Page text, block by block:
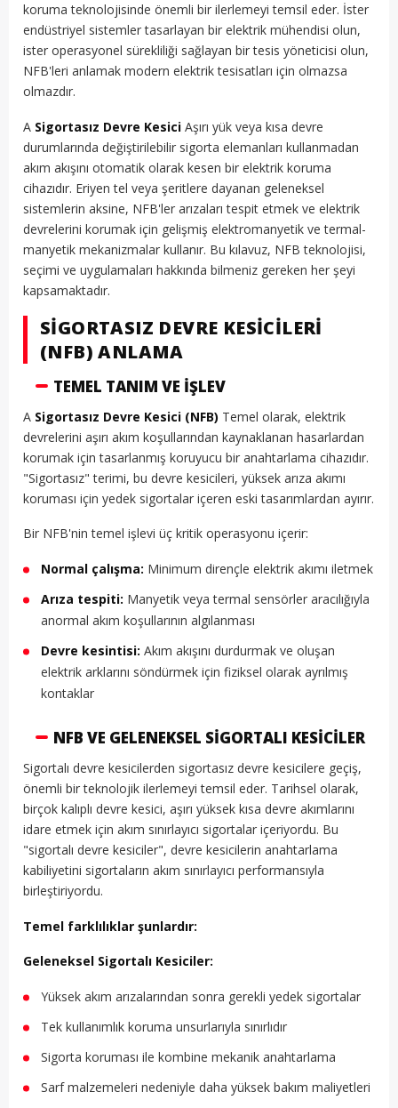
koruma teknolojisinde önemli bir ilerlemeyi temsil eder. İster
endüstriyel sistemler tasarlayan bir elektrik mühendisi olun,
ister operasyonel sürekliliği sağlayan bir tesis yöneticisi olun,
NFB'leri anlamak modern elektrik tesisatları için olmazsa
olmazdır.
A Sigortasız Devre Kesici Aşırı yük veya kısa devre
durumlarında değiştirilebilir sigorta elemanları kullanmadan
akım akışını otomatik olarak kesen bir elektrik koruma
cihazıdır. Eriyen tel veya şeritlere dayanan geleneksel
sistemlerin aksine, NFB'ler arızaları tespit etmek ve elektrik
devrelerini korumak için gelişmiş elektromanyetik ve termal-
manyetik mekanizmalar kullanır. Bu kılavuz, NFB teknolojisi,
seçimi ve uygulamaları hakkında bilmeniz gereken her şeyi
kapsamaktadır.
SIGORTASIZ DEVRE KESICILERI
(NFB) ANLAMA
TEMEL TANIM VE İŞLEV
A Sigortasız Devre Kesici (NFB) Temel olarak, elektrik
devrelerini aşırı akım koşullarından kaynaklanan hasarlardan
korumak için tasarlanmış koruyucu bir anahtarlama cihazıdır.
"Sigortasız" terimi, bu devre kesicileri, yüksek arıza akımı
koruması için yedek sigortalar içeren eski tasarımlardan ayırır.
Bir NFB'nin temel işlevi üç kritik operasyonu içerir:
Normal çalışma: Minimum dirençle elektrik akımı iletmek
Arıza tespiti: Manyetik veya termal sensörler aracılığıyla
anormal akım koşullarının algılanması
Devre kesintisi: Akım akışını durdurmak ve oluşan
elektrik arklarını söndürmek için fiziksel olarak ayrılmış
kontaklar
NFB VE GELENEKSEL SIGORTALI KESICILER
Sigortalı devre kesicilerden sigortasız devre kesicilere geçiş,
önemli bir teknolojik ilerlemeyi temsil eder. Tarihsel olarak,
birçok kalıplı devre kesici, aşırı yüksek kısa devre akımlarını
idare etmek için akım sınırlayıcı sigortalar içeriyordu. Bu
"sigortalı devre kesiciler", devre kesicilerin anahtarlama
kabiliyetini sigortaların akım sınırlayıcı performansıyla
birleştiriyordu.
Temel farklılıklar şunlardır:
Geleneksel Sigortalı Kesiciler:
Yüksek akım arızalarından sonra gerekli yedek sigortalar
Tek kullanımlık koruma unsurlarıyla sınırlıdır
Sigorta koruması ile kombine mekanik anahtarlama
Sarf malzemeleri nedeniyle daha yüksek bakım maliyetleri